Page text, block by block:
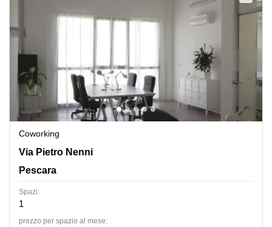
Coworking
Via Pietro Nenni 298, Pescara
Via Pietro Nenni
Pescara
Spazi:
1
prezzo per spazio al mese: